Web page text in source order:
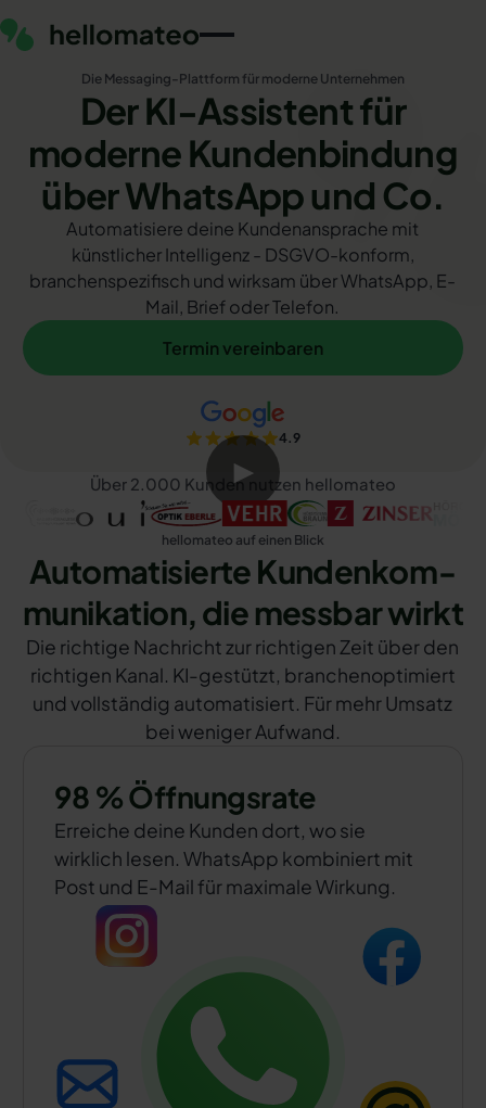
Die Messaging-Plattform für moderne Unternehmen
Der KI-Assistent für
moderne Kundenbindung
über WhatsApp und Co.
Automatisiere deine Kundenansprache mit
künstlicher Intelligenz - DSGVO-konform,
branchenspezifisch und wirksam über WhatsApp, E-
Mail, Brief oder Telefon.
Termin vereinbaren
4.9
▶
Über 2.000 Kunden nutzen hellomateo
hellomateo auf einen Blick
Automatisierte Kunden­kom­
munikation, die messbar wirkt
Die richtige Nachricht zur richtigen Zeit über den
richtigen Kanal. KI-gestützt, branchenoptimiert
und vollständig automatisiert. Für mehr Umsatz
bei weniger Aufwand.
98 % Öffnungsrate
Erreiche deine Kunden dort, wo sie
wirklich lesen. WhatsApp kombiniert mit
Post und E-Mail für maximale Wirkung.